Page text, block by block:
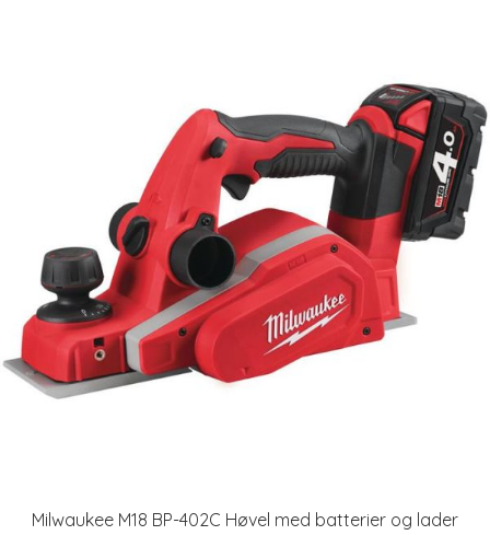
Milwaukee M18 BP-402C Høvel med batterier og lader